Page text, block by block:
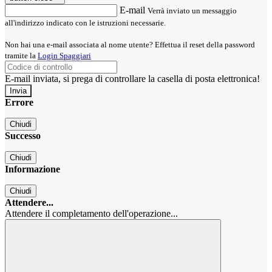
E-mail Verrà inviato un messaggio
all'indirizzo indicato con le istruzioni necessarie.
Non hai una e-mail associata al nome utente? Effettua il reset della password
tramite la Login Spaggiari
E-mail inviata, si prega di controllare la casella di posta elettronica!
Errore
Chiudi
Successo
Chiudi
Informazione
Chiudi
Attendere...
Attendere il completamento dell'operazione...